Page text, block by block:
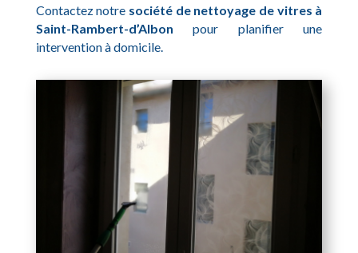
Contactez notre société de nettoyage de vitres à
Saint-Rambert-d’Albon pour planifier une
intervention à domicile.